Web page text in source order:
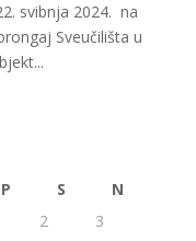
svibnja 2024. na
Sveučilišta u
P S
N
2
3